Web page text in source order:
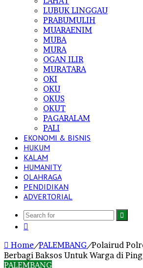
LUBUK LINGGAU
PRABUMULIH
MUARAENIM
MUBA
MURA
OGAN ILIR
MURATARA
OKI
OKU
OKUS
OKUT
PAGARALAM
PALI
EKONOMI & BISNIS
HUKUM
KALAM
HUMANITY
OLAHRAGA
PENDIDIKAN
ADVERTORIAL
Search
Home/PALEMBANG/Polairud
Berbagi Baksos Untuk Warga di
PALEMBANG